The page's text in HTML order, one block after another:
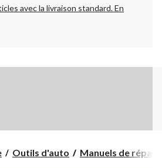
avec la livraison standard.En
Outils d'auto Manuels de